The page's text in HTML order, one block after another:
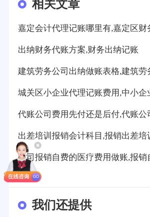
相关文章
嘉定会计代理记账哪里有,嘉定区财
出纳财务代账方案,财务出纳记账
建筑劳务公司出纳做账表格,建筑劳
城关区小企业代理记账费用,中小企
代账公司费用先付还是后付,代账公
出差培训报销会计科目,报销出差培
公司报销自费的医疗费用做账,报销
我们还提供